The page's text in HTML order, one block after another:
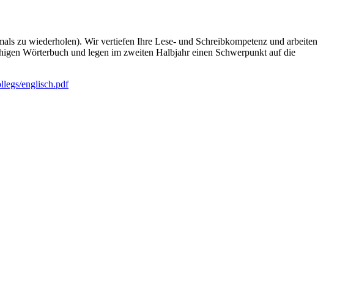
zu wiederholen). Wir vertiefen Ihre Lese- und Schreibkompetenz und arbeiten
Wörterbuch und legen im zweiten Halbjahr einen Schwerpunkt auf die
englisch.pdf